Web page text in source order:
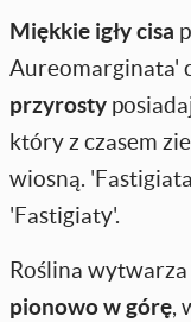
Miękkie igły cisa
Aureomarginata'
przyrosty
który z czasem
wiosną.
'Fastigiaty'.
Roślina wytwarza
pionowo w górę,